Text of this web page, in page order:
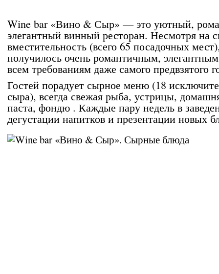
Wine bar «Вино & Сыр» — это уютный,
элегантный винный ресторан. Несмотря на
вместительность (всего 65 посадочных
получилось очень романтичным,
всем требованиям даже самого предвзятого
Гостей порадует сырное меню (18
сыра), всегда свежая рыба, устрицы,
паста, фондю . Каждые пару недель в
дегустации напитков и презентации новых